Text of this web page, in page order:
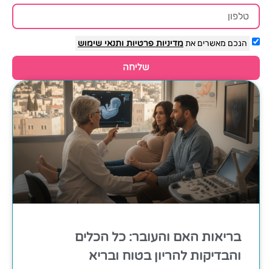
הנכם מאשרים אתמדיניות פרטיות ותנאי שימוש
שליחה
בריאות האם והעובר: כל הכלים
והבדיקות להריון בטוח ובריא